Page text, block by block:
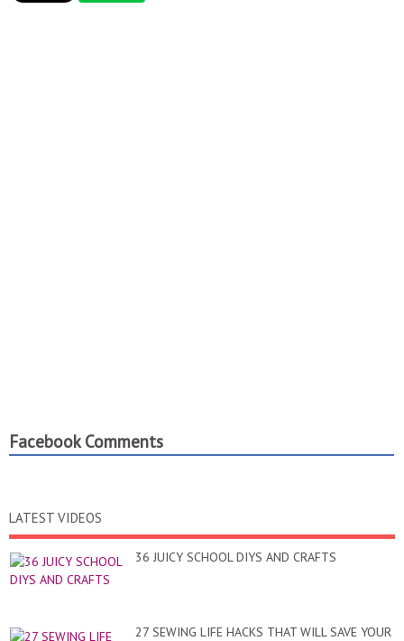
Facebook Comments
LATEST VIDEOS
36 JUICY SCHOOL DIYS AND CRAFTS
27 SEWING LIFE HACKS THAT WILL SAVE YOUR